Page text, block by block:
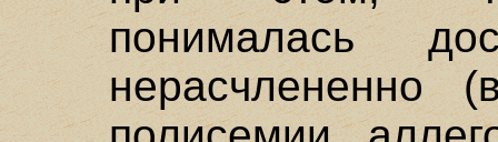
понималась
нерасчлененно